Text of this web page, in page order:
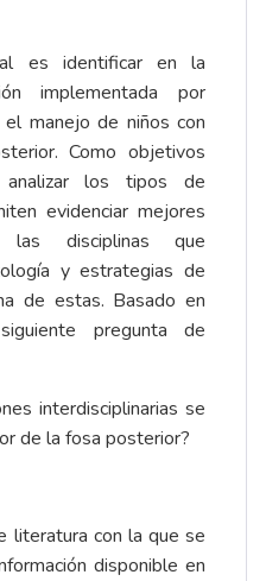
es identificar en la
implementada por
manejo de niños con
Como objetivos
los tipos de
evidenciar mejores
las disciplinas que
y estrategias de
de estas. Basado en
pregunta de
interdisciplinarias se
de la fosa posterior?
literatura con la que se
disponible en